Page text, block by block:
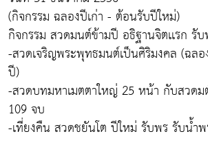
(กิจกรรม ฉลองปีเก่า - ต้อนรับปีใหม่)
กิจกรรม สวดมนต์ข้ามปี อธิฐานจิตเเรก รั
-สวดเจริญพระพุทธมนต์เป็นศิริมงคล (ฉล
ปี)
-สวดบทมหาเมตตาใหญ่ 25 หน้า กับสวด
109 จบ
-เที่ยงคืน สวดชยันโต ปีใหม่ รับพร รับน้ำ